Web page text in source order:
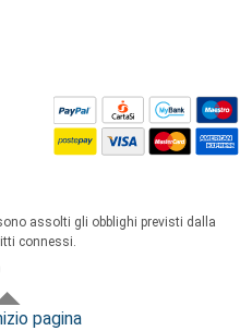
assolti gli obblighi previsti dalla
connessi.
pagina